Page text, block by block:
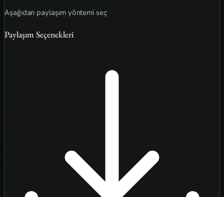
Aşağıdan paylaşım yöntemi seç
Paylaşım Seçenekleri